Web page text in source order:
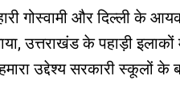
गोस्वामी और दिल्ली
उत्तराखंड के पहाड़ी
उद्देश्य सरकारी स्कूलों के